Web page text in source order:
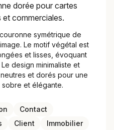
dorée pour cartes
commerciales.
symétrique de
Le motif végétal est
et lisses, évoquant
design minimaliste et
et dorés pour une
et élégante.
Contact
Client
Immobilier